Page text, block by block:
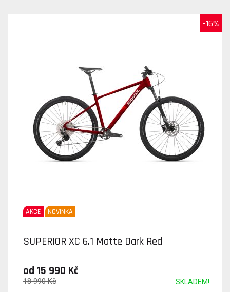
-16%
AKCE NOVINKA
SUPERIOR XC 6.1 Matte Dark Red
od 15 990 Kč
SKLADEM!
18 990 Kč